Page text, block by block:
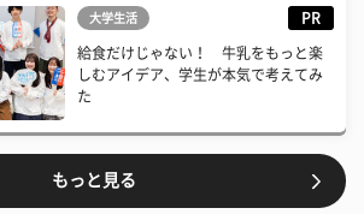
大学生活 PR
給食だけじゃない！ 牛乳をもっと楽
しむアイデア、学生が本気で考えてみ
た
もっと見る